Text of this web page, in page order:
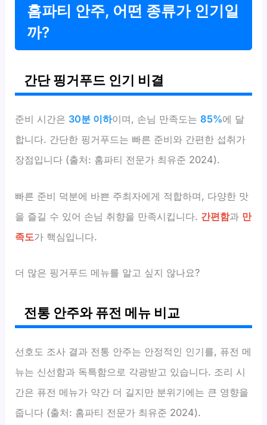
홈파티 안주, 어떤 종류가 인기일
까?
간단 핑거푸드 인기 비결
준비 시간은 30분 이하이며, 손님 만족도는85%에 달
합니다. 간단한 핑거푸드는 빠른 준비와 간편한 섭취가
장점입니다 (출처: 홈파티 전문가 최유준 2024).
빠른 준비 덕분에 바쁜 주최자에게 적합하며, 다양한 맛
을 즐길 수 있어 손님 취향을 만족시킵니다. 간편함과 만
족도가 핵심입니다.
더 많은 핑거푸드 메뉴를 알고 싶지 않나요?
전통 안주와 퓨전 메뉴 비교
선호도 조사 결과 전통 안주는 안정적인 인기를, 퓨전 메
뉴는 신선함과 독특함으로 각광받고 있습니다. 조리 시
간은 퓨전 메뉴가 약간 더 길지만 분위기에는 큰 영향을
줍니다 (출처: 홈파티 전문가 최유준 2024).